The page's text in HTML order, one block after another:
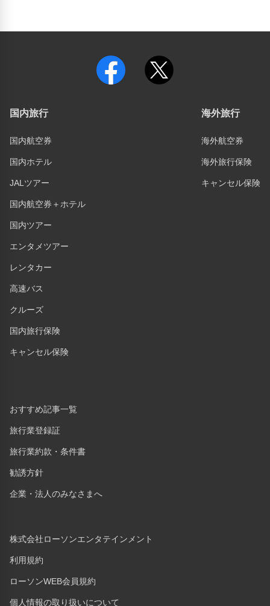
国内旅行
国内航空券
国内ホテル
JALツアー
国内航空券＋ホテル
国内ツアー
エンタメツアー
レンタカー
高速バス
クルーズ
国内旅行保険
キャンセル保険
おすすめ記事一覧
旅行業登録証
旅行業約款・条件書
勧誘方針
企業・法人のみなさまへ
株式会社ローソンエンタテインメント
利用規約
ローソンWEB会員規約
個人情報の取り扱いについて
海外旅行
海外航空券
海外旅行保険
キャンセル保険